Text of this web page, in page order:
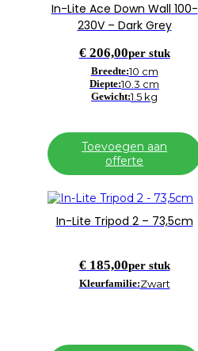
In-Lite Ace Down Wall 100-
230V – Dark Grey
€206,00per stuk
Breedte:10 cm
Diepte:10.3 cm
Gewicht:1.5 kg
Toevoegen aan
offerte
In-Lite Tripod 2 – 73,5cm
€185,00per stuk
Kleurfamilie:Zwart